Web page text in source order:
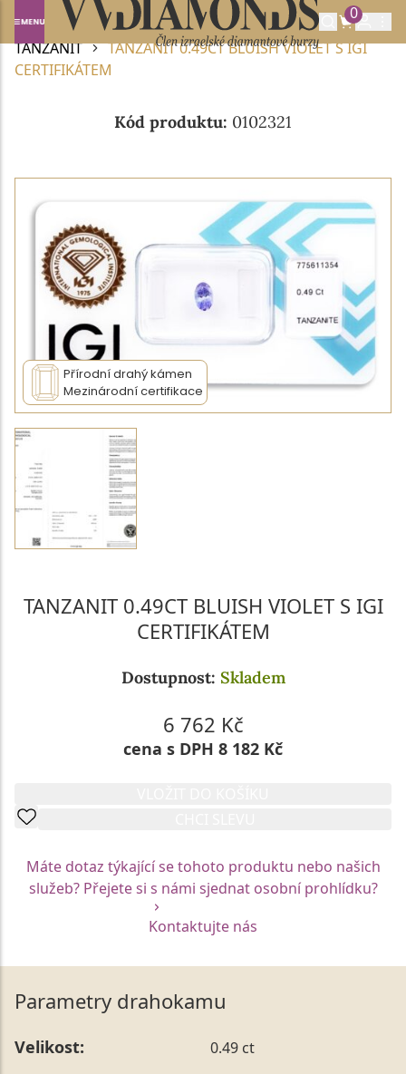
0
Domů
DRAHOKAMY A POLODRAHOKAMY
TANZANIT
TANZANIT 0.49CT BLUISH VIOLET S IGI
CERTIFIKÁTEM
Kód produktu: 0102321
Přírodní drahý kámen
Mezinárodní certifikace
TANZANIT 0.49CT BLUISH VIOLET S IGI
CERTIFIKÁTEM
Dostupnost: Skladem
6 762 Kč
cena s DPH 8 182 Kč
Máte dotaz týkající se tohoto produktu nebo našich
služeb? Přejete si s námi sjednat osobní prohlídku?
Kontaktujte nás
Parametry drahokamu
Velikost: 0.49 ct